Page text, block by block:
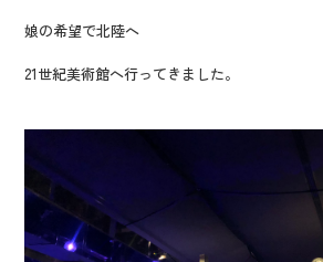
娘の希望で北陸へ
21世紀美術館へ行ってきました。